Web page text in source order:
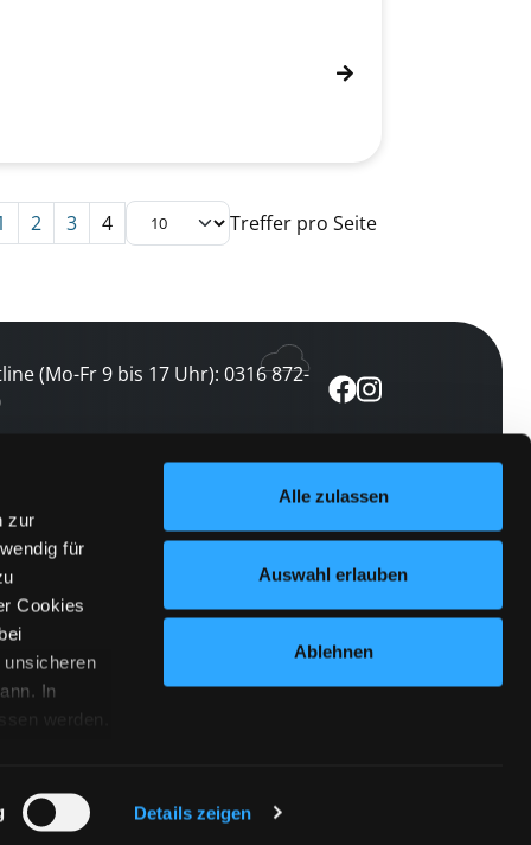
zur
für
Cookies
unsicheren
In
links
Details zeigen
Alle zulassen
Auswahl erlauben
Ablehnen
2 3 4 Treffer pro Seite
(Mo-Fr 9 bis 17 Uhr): 0316 872-
abonnieren
keine Veranstaltung verpassen
abonnieren